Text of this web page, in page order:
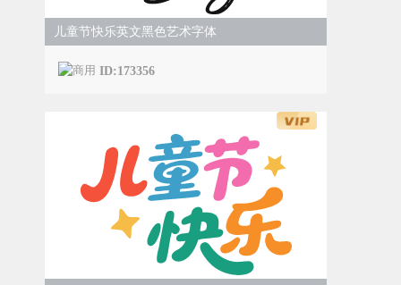
儿童节快乐英文黑色艺术字体
ID:173356